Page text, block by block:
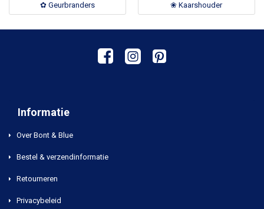
✿ Geurbranders ❀ Kaarshouder
Informatie
Over Bont & Blue
Bestel & verzendinformatie
Retourneren
Privacybeleid